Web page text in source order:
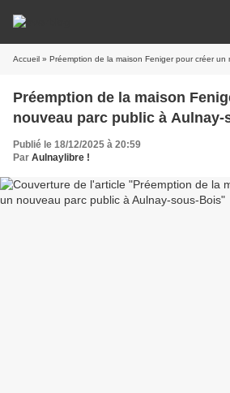
Accueil » Préemption de la maison Feniger pour créer un
Préemption de la maison
nouveau parc public à Aulnay-
Publié le 18/12/2025 à 20:59
Par Aulnaylibre !